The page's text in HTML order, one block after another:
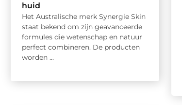
huid
Het Australische merk Synergie Skin
staat bekend om zijn geavanceerde
formules die wetenschap en natuur
perfect combineren. De producten
worden ...